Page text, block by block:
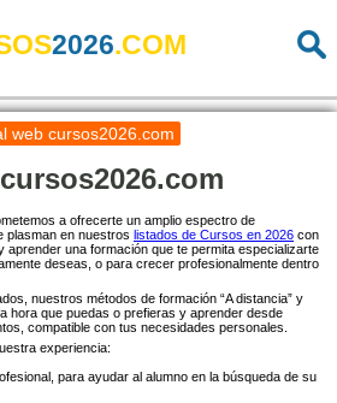
2026.COM
web cursos2026.com
a ofrecerte un amplio espectro de
plasman en nuestros listados de Cursos en 2026 con
aprender una formación que te permita especializarte
deseas, o para crecer profesionalmente dentro
nuestros métodos de formación “A distancia” y
hora que puedas o prefieras y aprender desde
compatible con tus necesidades personales.
experiencia:
para ayudar al alumno en la búsqueda de su